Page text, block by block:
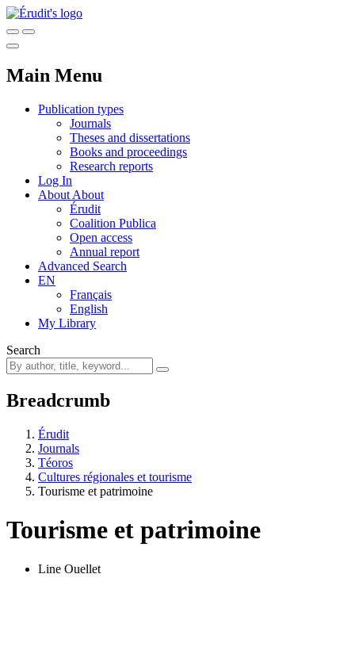
Main Menu
Publication types
Journals
Theses and dissertations
Books and proceedings
Research reports
Log In
About About
Érudit
Coalition Publica
Open access
Annual report
Advanced Search
EN
Français
English
My Library
Search
Breadcrumb
Érudit
Journals
Téoros
Cultures régionales et tourisme
Tourisme et patrimoine
Tourisme et patrimoine
Line Ouellet